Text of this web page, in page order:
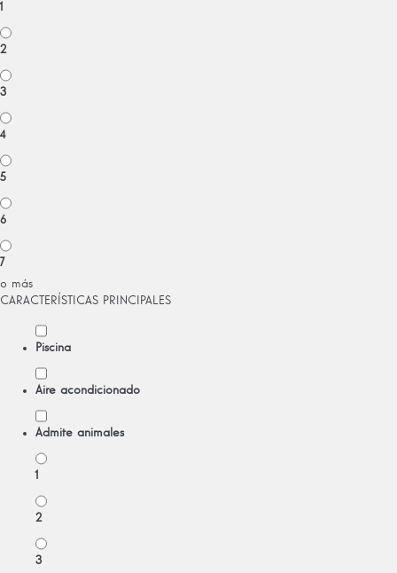
1
2
3
4
5
6
7
o más
CARACTERÍSTICAS PRINCIPALES
Piscina
Aire acondicionado
Admite animales
1
2
3